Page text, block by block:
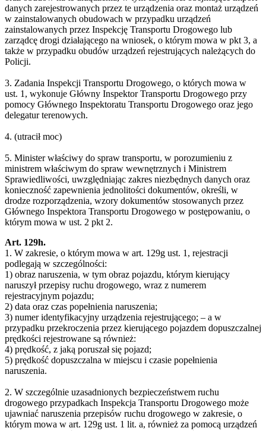
danych zarejestrowanych przez te urządzenia oraz montaż urządzeń
w zainstalowanych obudowach w przypadku urządzeń
zainstalowanych przez Inspekcję Transportu Drogowego lub
zarządcę drogi działającego na wniosek, o którym mowa w pkt 3, a
także w przypadku obudów urządzeń rejestrujących należących do
Policji.
3. Zadania Inspekcji Transportu Drogowego, o których mowa w
ust. 1, wykonuje Główny Inspektor Transportu Drogowego przy
pomocy Głównego Inspektoratu Transportu Drogowego oraz jego
delegatur terenowych.
4. (utracił moc)
5. Minister właściwy do spraw transportu, w porozumieniu z
ministrem właściwym do spraw wewnętrznych i Ministrem
Sprawiedliwości, uwzględniając zakres niezbędnych danych oraz
konieczność zapewnienia jednolitości dokumentów, określi, w
drodze rozporządzenia, wzory dokumentów stosowanych przez
Głównego Inspektora Transportu Drogowego w postępowaniu, o
którym mowa w ust. 2 pkt 2.
Art. 129h.
1. W zakresie, o którym mowa w art. 129g ust. 1, rejestracji
podlegają w szczególności:
1) obraz naruszenia, w tym obraz pojazdu, którym kierujący
naruszył przepisy ruchu drogowego, wraz z numerem
rejestracyjnym pojazdu;
2) data oraz czas popełnienia naruszenia;
3) numer identyfikacyjny urządzenia rejestrującego; – a w
przypadku przekroczenia przez kierującego pojazdem dopuszczalnej
prędkości rejestrowane są również:
4) prędkość, z jaką poruszał się pojazd;
5) prędkość dopuszczalna w miejscu i czasie popełnienia
naruszenia.
2. W szczególnie uzasadnionych bezpieczeństwem ruchu
drogowego przypadkach Inspekcja Transportu Drogowego może
ujawniać naruszenia przepisów ruchu drogowego w zakresie, o
którym mowa w art. 129g ust. 1 lit. a, również za pomocą urządzeń